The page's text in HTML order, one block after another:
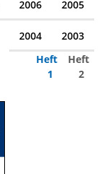
2006 2005
2004 2003
Heft
1
Heft
2